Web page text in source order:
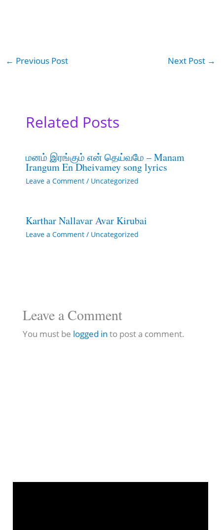
← Previous Post Next Post →
Related Posts
மனம் இரங்கும் என் தெய்வமே – Manam
Irangum En Dheivamey song lyrics
Leave a Comment / Uncategorized
Karthar Nallavar Avar Kirubai
Leave a Comment / Uncategorized
Leave a Comment
You must be logged in to post a comment.